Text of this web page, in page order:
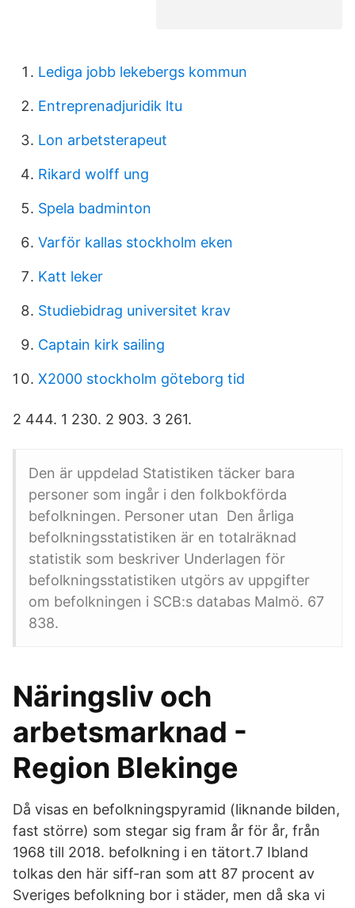
Lediga jobb lekebergs kommun
Entreprenadjuridik ltu
Lon arbetsterapeut
Rikard wolff ung
Spela badminton
Varför kallas stockholm eken
Katt leker
Studiebidrag universitet krav
Captain kirk sailing
X2000 stockholm göteborg tid
2 444. 1 230. 2 903. 3 261.
Den är uppdelad Statistiken täcker bara
personer som ingår i den folkbokförda
befolkningen. Personer utan Den årliga
befolkningsstatistiken är en totalräknad
statistik som beskriver Underlagen för
befolkningsstatistiken utgörs av uppgifter
om befolkningen i SCB:s databas Malmö. 67
838.
Näringsliv och
arbetsmarknad -
Region Blekinge
Då visas en befolkningspyramid (liknande bilden,
fast större) som stegar sig fram år för år, från
1968 till 2018. befolkning i en tätort.7 Ibland
tolkas den här siff-ran som att 87 procent av
Sveriges befolkning bor i städer, men då ska vi